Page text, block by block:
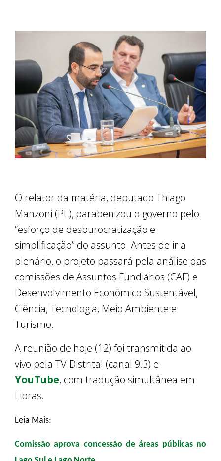
O relator da matéria, deputado Thiago
Manzoni (PL), parabenizou o governo pelo
“esforço de desburocratização e
simplificação” do assunto. Antes de ir a
plenário, o projeto passará pela análise das
comissões de Assuntos Fundiários (CAF) e
Desenvolvimento Econômico Sustentável,
Ciência, Tecnologia, Meio Ambiente e
Turismo.
A reunião de hoje (12) foi transmitida ao
vivo pela TV Distrital (canal 9.3) e
YouTube, com tradução simultânea em
Libras.
Leia Mais:
Comissão aprova concessão de áreas públicas no